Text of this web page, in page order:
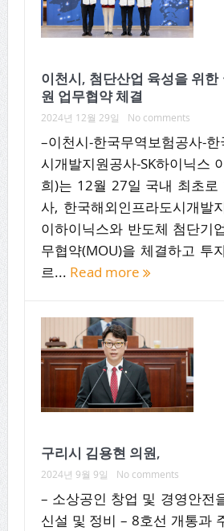
이천시, 첨단산업 육성을 위한
원 업무협약 체결
2024년 12월 29일 No comments
–이천시-한국무역보험공사-
시개발지원공사-SK하이닉스
희)는 12월 27일 국내 최초로
사, 한국해외인프라도시개발
이하이닉스와 반도체 첨단기
무협약(MOU)을 체결하고 투
르... Read more
구리시 김용현 의원,
2024년 9월 9일 No comments
– 소상공인 창업 및 경영안전
신설 및 정비 – 8호선 개통과